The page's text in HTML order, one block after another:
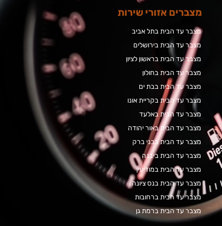
מצברים אזורי שירות
מצבר עד הבית בתל אביב
מצבר עד הבית בירושלים
מצבר עד הבית בראשון לציון
מצבר עד הבית בחולון
מצבר עד הבית בבת ים
מצבר עד הבית בקריית אונו
מצבר עד הבית באלעד
מצבר עד הבית באור יהודה
מצבר עד הבית בבני ברק
מצבר עד הבית ביבנה
מצבר עד הבית במודיעין
מצבר עד הבית בנס ציונה
מצבר עד הבית ברחובות
מצבר עד הבית ברמת גן